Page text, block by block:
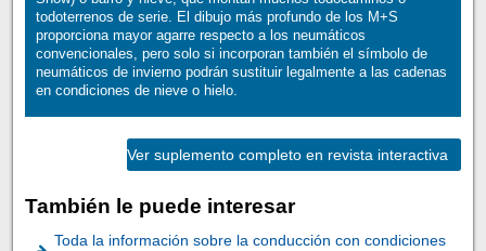
todoterrenos de serie. El dibujo más profundo de los M+S
proporciona mayor agarre respecto a los neumáticos
convencionales, pero solo si incorporan también el símbolo de
neumáticos de invierno podrán sustituir legalmente a las cadenas
en condiciones de nieve o hielo.
Ver suplemento completo en revista interactiva
También le puede interesar
Toda la información sobre la conducción con condiciones